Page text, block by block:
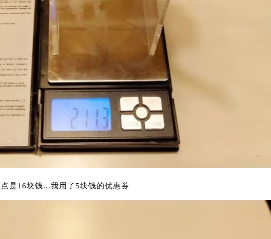
是16块钱...我用了5块钱的优惠券